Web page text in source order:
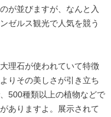
が並びますが、なんと入
ゼルス観光で人気を競う
理石が使われていて特徴
りその美しさが引き立ち
500種類以上の植物などで
ありますよ。展示されて